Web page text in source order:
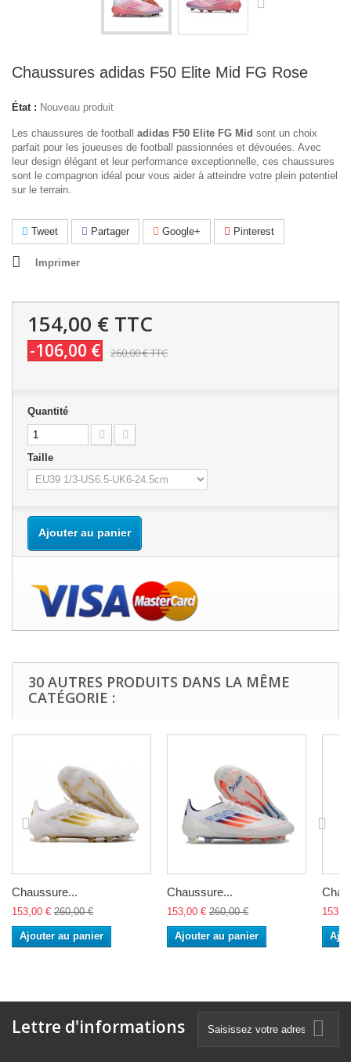
Chaussures adidas F50 Elite Mid FG Rose
État : Nouveau produit
Les chaussures de football adidas F50 Elite FG Mid sont un choix
parfait pour les joueuses de football passionnées et dévouées. Avec
leur design élégant et leur performance exceptionnelle, ces chaussures
sont le compagnon idéal pour vous aider à atteindre votre plein potentiel
sur le terrain.
Tweet Partager Google+ Pinterest
Imprimer
154,00 € TTC
-106,00 € 260,00 €TTC
Quantité
Taille
Ajouter au panier
30 AUTRES PRODUITS DANS LA MÊME
CATÉGORIE :
Chaussure...
153,00 € 260,00 €
Ajouter au panier
Chaussure...
153,00 € 260,00 €
Ajouter au panier
Lettre d'informations